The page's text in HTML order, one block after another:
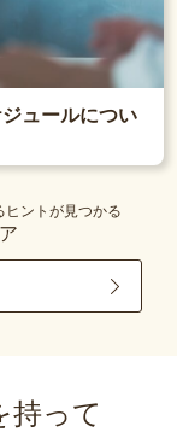
ュールについ
ヒントが見つかる
持って